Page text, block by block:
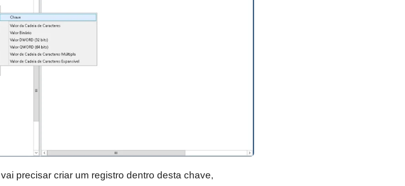
precisar criar um registro dentro desta chave,